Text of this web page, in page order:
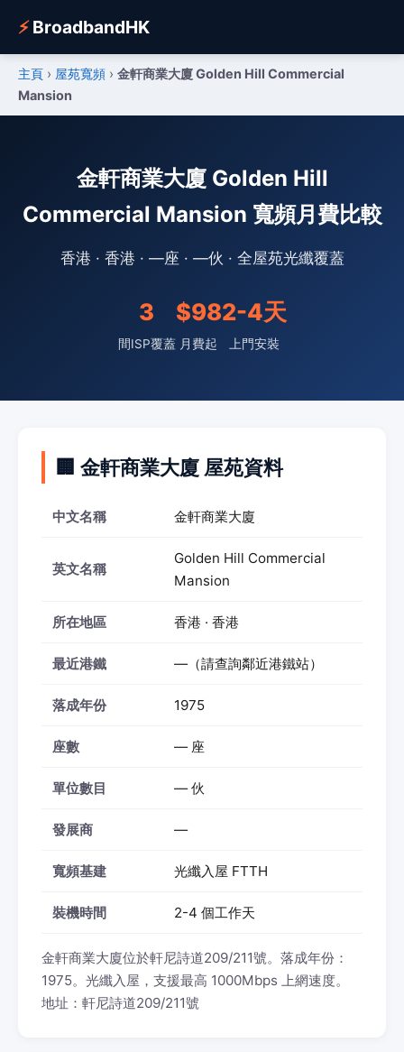
⚡BroadbandHK
主頁 › 屋苑寬頻 › 金軒商業大廈 Golden Hill Commercial
Mansion
金軒商業大廈 Golden Hill
Commercial Mansion 寬頻月費比較
香港 · 香港 · —座 · —伙 · 全屋苑光纖覆蓋
3
間ISP覆蓋
$98
月費起
2-4天
上門安裝
🏢 金軒商業大廈 屋苑資料
中文名稱 金軒商業大廈
英文名稱
Golden Hill Commercial
Mansion
所在地區 香港 · 香港
最近港鐵 —（請查詢鄰近港鐵站）
落成年份 1975
座數 — 座
單位數目 — 伙
發展商 —
寬頻基建 光纖入屋 FTTH
裝機時間 2-4 個工作天
金軒商業大廈位於軒尼詩道209/211號。落成年份：
1975。光纖入屋，支援最高 1000Mbps 上網速度。
地址：軒尼詩道209/211號